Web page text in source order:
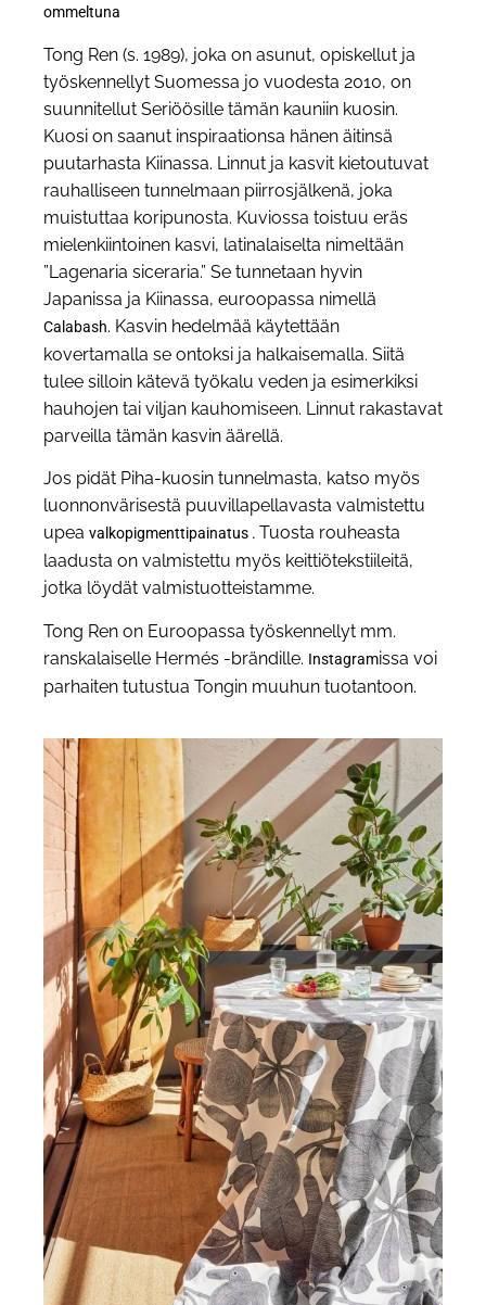
ommeltuna
Tong Ren (s. 1989), joka on asunut, opiskellut ja
työskennellyt Suomessa jo vuodesta 2010, on
suunnitellut Seriöösille tämän kauniin kuosin.
Kuosi on saanut inspiraationsa hänen äitinsä
puutarhasta Kiinassa. Linnut ja kasvit kietoutuvat
rauhalliseen tunnelmaan piirrosjälkenä, joka
muistuttaa koripunosta. Kuviossa toistuu eräs
mielenkiintoinen kasvi, latinalaiselta nimeltään
”Lagenaria siceraria.” Se tunnetaan hyvin
Japanissa ja Kiinassa, euroopassa nimellä
Calabash. Kasvin hedelmää käytettään
kovertamalla se ontoksi ja halkaisemalla. Siitä
tulee silloin kätevä työkalu veden ja esimerkiksi
hauhojen tai viljan kauhomiseen. Linnut rakastavat
parveilla tämän kasvin äärellä.
Jos pidät Piha-kuosin tunnelmasta, katso myös
luonnonvärisestä puuvillapellavasta valmistettu
upea valkopigmenttipainatus . Tuosta rouheasta
laadusta on valmistettu myös keittiötekstiileitä,
jotka löydät valmistuotteistamme.
Tong Ren on Euroopassa työskennellyt mm.
ranskalaiselle Hermés -brändille. Instagramissa voi
parhaiten tutustua Tongin muuhun tuotantoon.